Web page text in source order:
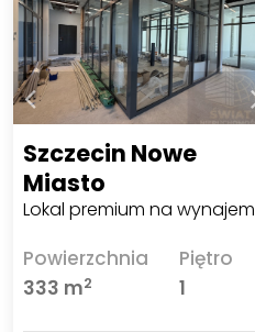
Szczecin Nowe
Miasto
Lokal premium na wynajem
Powierzchnia
333 m2
Piętro
1